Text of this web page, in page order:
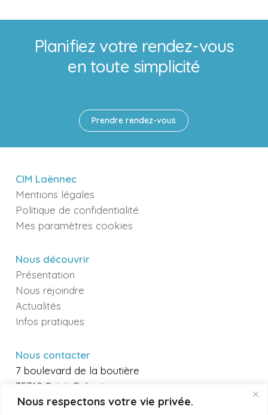
Nous respectons votre vie privée.
Planifiez votre rendez-vous
en toute simplicité
Prendre rendez-vous
CIM Laënnec
Mentions légales
Politique de confidentialité
Mes paramètres cookies
Nous découvrir
Présentation
Nous rejoindre
Actualités
Infos pratiques
Nous contacter
7 boulevard de la boutière
35760 Saint-Grégoire